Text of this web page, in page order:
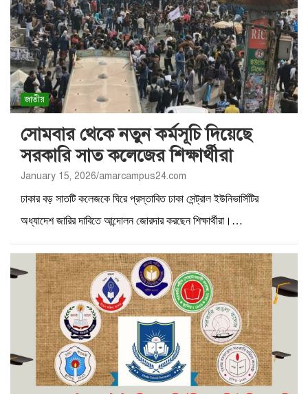
জাতীয়
সোমবার থেকে নতুন কর্মসূচি দিয়েছে
সরকারি সাত কলেজের শিক্ষার্থীরা
January 15, 2026 amarcampus24.com
ঢাকার বড় সাতটি কলেজকে ঘিরে প্রস্তাবিত ঢাকা সেন্ট্রাল ইউনিভার্সিটির
অধ্যাদেশ জারির দাবিতে আন্দোলন জোরদার করছেন শিক্ষার্থীরা।…